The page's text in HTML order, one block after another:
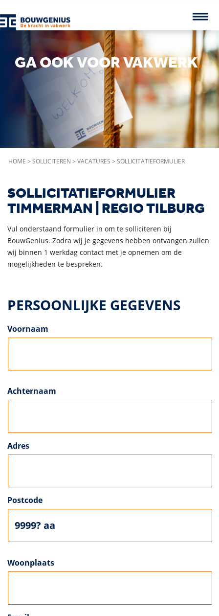
GA OOK VOOR VAKWERK.
HOME >SOLLICITEREN >VACATURES >SOLLICITATIEFORMULIER
SOLLICITATIEFORMULIER
TIMMERMAN | REGIO TILBURG
Vul onderstaand formulier in om te solliciteren bij
BouwGenius. Zodra wij je gegevens hebben ontvangen zullen
wij binnen 1 werkdag contact met je opnemen om de
mogelijkheden te bespreken.
PERSOONLIJKE GEGEVENS
Voornaam
Achternaam
Adres
Postcode
Woonplaats